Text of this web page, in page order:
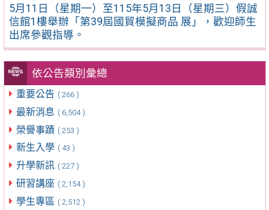
5月11日（星期一）至115年5月13日（星期三）假誠
信館1樓舉辦「第39屆國貿模擬商品 展」，歡迎師生
出席參觀指導。
依公告類別彙總
重要公告 ( 266 )
最新消息 ( 6,504 )
榮譽事蹟 ( 253 )
新生入學 ( 43 )
升學新訊 ( 227 )
研習講座 ( 2,154 )
學生專區 ( 2,512 )